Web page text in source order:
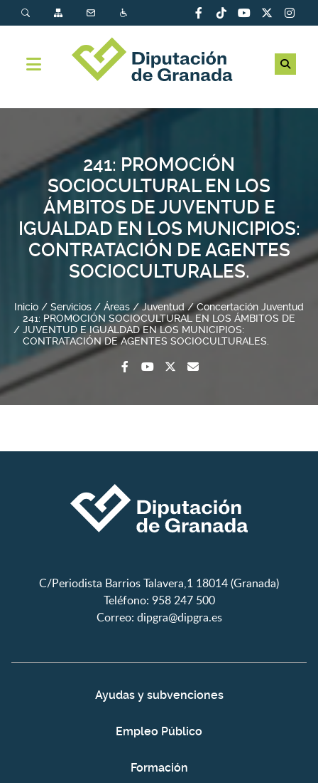
241: PROMOCIÓN
SOCIOCULTURAL EN LOS
ÁMBITOS DE JUVENTUD E
IGUALDAD EN LOS MUNICIPIOS:
CONTRATACIÓN DE AGENTES
SOCIOCULTURALES.
Inicio Servicios Áreas Juventud
Concertación Juventud
241: PROMOCIÓN SOCIOCULTURAL EN LOS ÁMBITOS DE
JUVENTUD E IGUALDAD EN LOS MUNICIPIOS:
CONTRATACIÓN DE AGENTES SOCIOCULTURALES.
C/Periodista Barrios Talavera,1 18014 (Granada)
Teléfono: 958 247 500
Correo: dipgra@dipgra.es
Ayudas y subvenciones
Empleo Público
Formación